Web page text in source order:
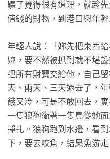
聽了覺得很有道理，就趁
值錢的財物，到港口與年輕
年輕人說：「妳先把東西
妳，要不然被抓到就不堪
把所有財寶交給他，自己
天、兩天、三天過去了，
餓又冷，可是不敢回去，
一隻狼狗銜著一隻鳥從她
掙扎。狼狗跑到水邊，看
下，要去咬魚，結果魚游走